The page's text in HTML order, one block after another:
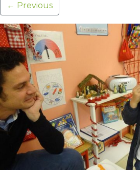
← Previous